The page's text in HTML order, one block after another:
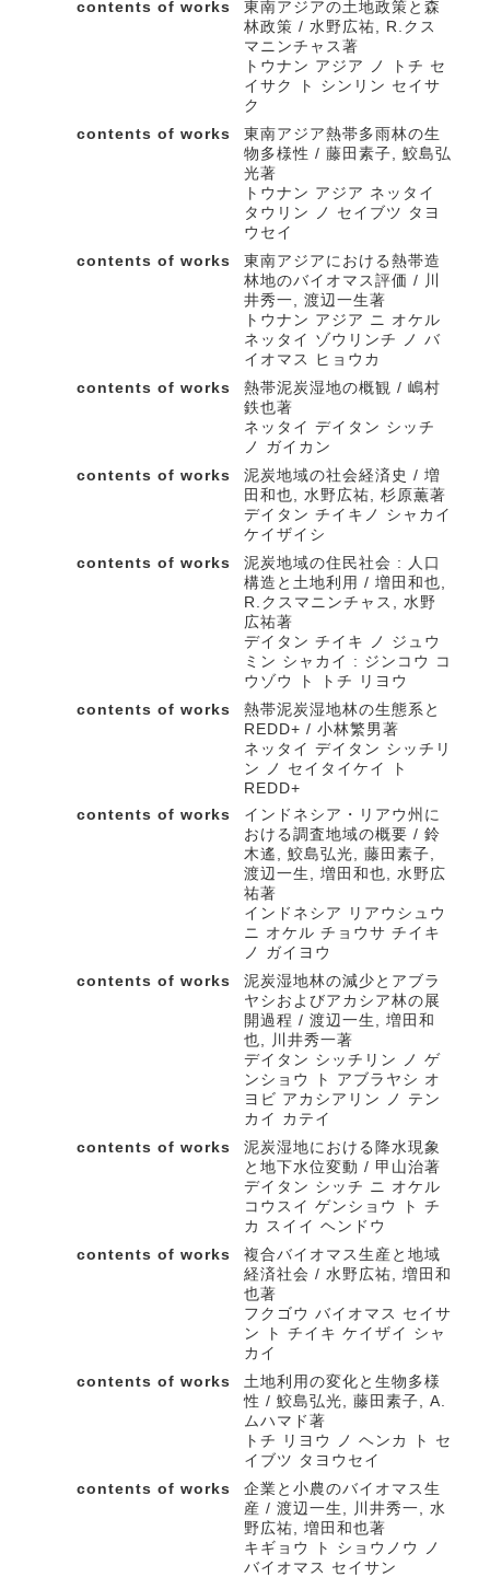
contents of works
東南アジアの土地政策と森
林政策 / 水野広祐, R.クス
マニンチャス著
トウナン アジア ノ トチ セ
イサク ト シンリン セイサ
ク
contents of works
東南アジア熱帯多雨林の生
物多様性 / 藤田素子, 鮫島弘
光著
トウナン アジア ネッタイ
タウリン ノ セイブツ タヨ
ウセイ
contents of works
東南アジアにおける熱帯造
林地のバイオマス評価 / 川
井秀一, 渡辺一生著
トウナン アジア ニ オケル
ネッタイ ゾウリンチ ノ バ
イオマス ヒョウカ
contents of works
熱帯泥炭湿地の概観 / 嶋村
鉄也著
ネッタイ デイタン シッチ
ノ ガイカン
contents of works
泥炭地域の社会経済史 / 増
田和也, 水野広祐, 杉原薫著
デイタン チイキノ シャカイ
ケイザイシ
contents of works
泥炭地域の住民社会 : 人口
構造と土地利用 / 増田和也,
R.クスマニンチャス, 水野
広祐著
デイタン チイキ ノ ジュウ
ミン シャカイ : ジンコウ コ
ウゾウ ト トチ リヨウ
contents of works
熱帯泥炭湿地林の生態系と
REDD+ / 小林繁男著
ネッタイ デイタン シッチリ
ン ノ セイタイケイ ト
REDD+
contents of works
インドネシア・リアウ州に
おける調査地域の概要 / 鈴
木遙, 鮫島弘光, 藤田素子,
渡辺一生, 増田和也, 水野広
祐著
インドネシア リアウシュウ
ニ オケル チョウサ チイキ
ノ ガイヨウ
contents of works
泥炭湿地林の減少とアブラ
ヤシおよびアカシア林の展
開過程 / 渡辺一生, 増田和
也, 川井秀一著
デイタン シッチリン ノ ゲ
ンショウ ト アブラヤシ オ
ヨビ アカシアリン ノ テン
カイ カテイ
contents of works
泥炭湿地における降水現象
と地下水位変動 / 甲山治著
デイタン シッチ ニ オケル
コウスイ ゲンショウ ト チ
カ スイイ ヘンドウ
contents of works
複合バイオマス生産と地域
経済社会 / 水野広祐, 増田和
也著
フクゴウ バイオマス セイサ
ン ト チイキ ケイザイ シャ
カイ
contents of works
土地利用の変化と生物多様
性 / 鮫島弘光, 藤田素子, A.
ムハマド著
トチ リヨウ ノ ヘンカ ト セ
イブツ タヨウセイ
contents of works
企業と小農のバイオマス生
産 / 渡辺一生, 川井秀一, 水
野広祐, 増田和也著
キギョウ ト ショウノウ ノ
バイオマス セイサン